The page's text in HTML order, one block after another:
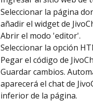
Seleccionar la página
añadir el widget de
Abrir el modo 'editor'.
Seleccionar la opción
Pegar el código de
Guardar cambios.
aparecerá el chat de
inferior de la página.